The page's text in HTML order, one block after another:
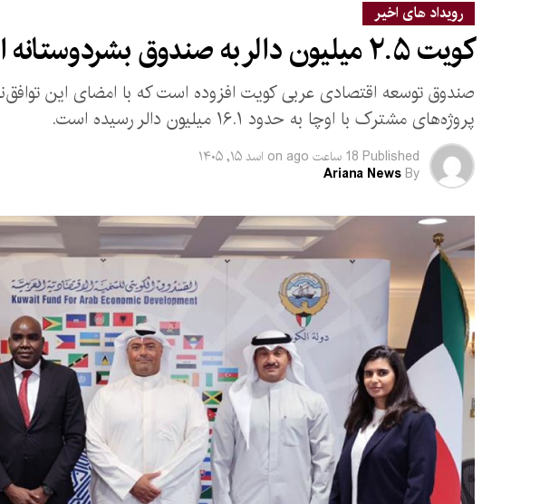
رویداد های اخیر
کویت ۲.۵ میلیون دالر به صندوق بشردوستانه افغانستان کمک کرد
صندوق توسعه اقتصادی عربی کویت افزوده است که با امضای این
پروژه‌های مشترک با اوچا به حدود ۱۶.۱ میلیون دالر رسیده است.
Published 18 ساعت ago on اسد ۱۵, ۱۴۰۵
By
Ariana News